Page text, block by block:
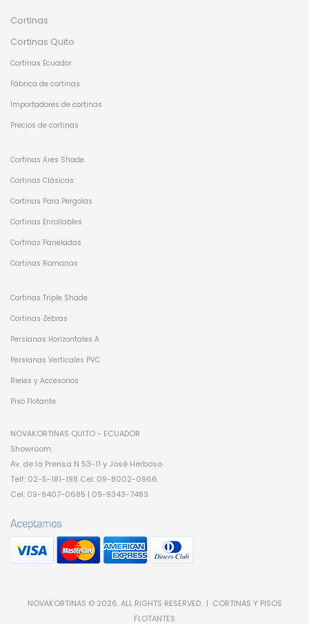
Cortinas
Cortinas Quito
Cortinas Ecuador
Fábrica de cortinas
Importadores de cortinas
Precios de cortinas
Cortinas Ares Shade
Cortinas Clásicas
Cortinas Para Pergolas
Cortinas Enrollables
Cortinas Paneladas
Cortinas Romanas
Cortinas Triple Shade
Cortinas Zebras
Persianas Horizontales A
Persianas Verticales PVC
Rieles y Accesorios
Piso Flotante
NOVAKORTINAS QUITO - ECUADOR
Showroom:
Av. de la Prensa N 53-11 y José Herboso
Telf: 02-5-181-198 Cel: 09-8002-0966
Cel: 09-9407-0685 | 09-9343-7483
NOVAKORTINAS © 2026. ALL RIGHTS RESERVED. | CORTINAS Y PISOS
FLOTANTES